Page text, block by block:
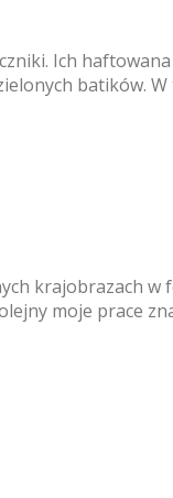
Ich
batików.
krajobrazach w
moje prace